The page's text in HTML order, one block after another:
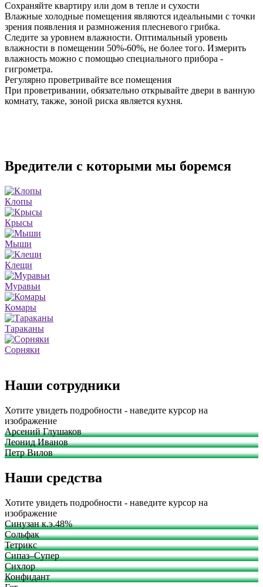
Сохраняйте квартиру или дом в тепле и сухости
Влажные холодные помещения являются идеальными с точки
зрения появления и размножения плесневого грибка.
Следите за уровнем влажности. Оптимальный уровень
влажности в помещении 50%-60%, не более того. Измерить
влажность можно с помощью специального прибора -
гигрометра.
Регулярно проветривайте все помещения
При проветривании, обязательно открывайте двери в ванную
комнату, также, зоной риска является кухня.
Вредители с которыми мы боремся
Клопы
Крысы
Мыши
Клещи
Муравьи
Комары
Тараканы
Сорняки
Наши сотрудники
Хотите увидеть подробности - наведите курсор на
изображение
Арсений Глушаков
Леонид Иванов
Петр Вилов
Наши средства
Хотите увидеть подробности - наведите курсор на
изображение
Синузан к.э.48%
Сольфак
Тетрикс
Сипаз–Супер
Сихлор
Конфидант